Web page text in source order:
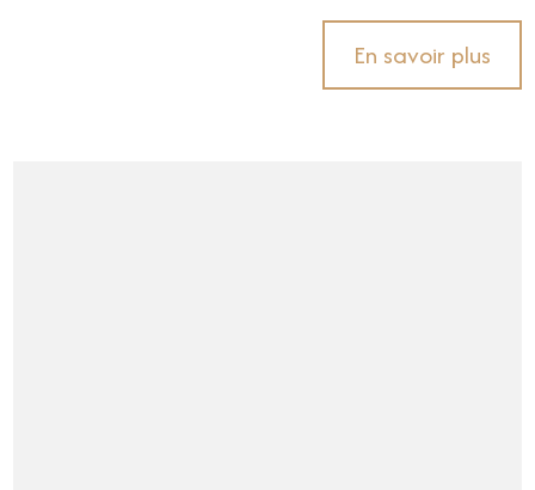
En savoir plus